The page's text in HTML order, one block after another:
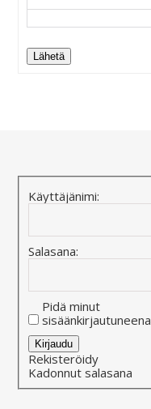
Lähetä
Käyttäjänimi:
Salasana:
Pidä minut
sisäänkirjautuneena
Alternative:
Kirjaudu
Rekisteröidy
Kadonnut salasana